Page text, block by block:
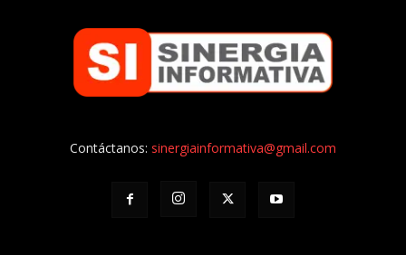
Contáctanos: sinergiainformativa@gmail.com